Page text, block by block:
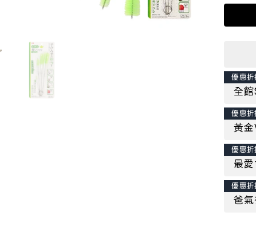
優惠折
全
優惠折
黃
優惠折
最
優惠折
爸